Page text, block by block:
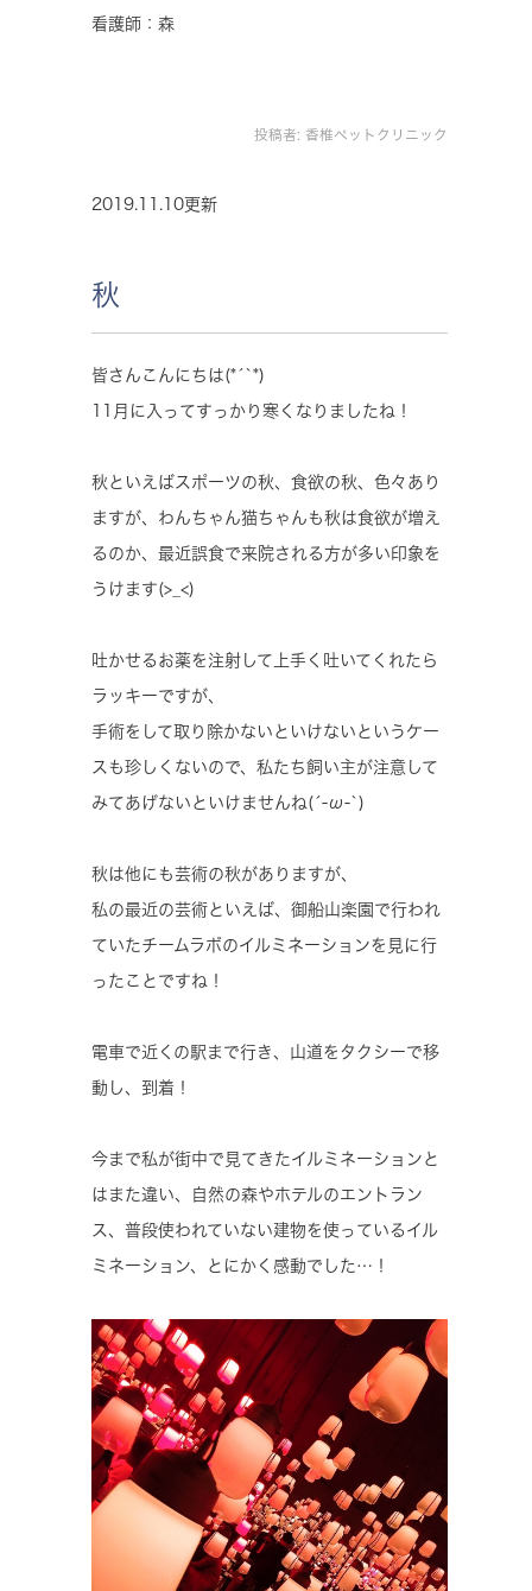
看護師：森
投稿者: 香椎ペットクリニック
2019.11.10更新
秋
皆さんこんにちは(*´`*)
11月に入ってすっかり寒くなりましたね！
秋といえばスポーツの秋、食欲の秋、色々あり
ますが、わんちゃん猫ちゃんも秋は食欲が増え
るのか、最近誤食で来院される方が多い印象を
うけます(>_<)
吐かせるお薬を注射して上手く吐いてくれたら
ラッキーですが、
手術をして取り除かないといけないというケー
スも珍しくないので、私たち飼い主が注意して
みてあげないといけませんね(´-ω-`)
秋は他にも芸術の秋がありますが、
私の最近の芸術といえば、御船山楽園で行われ
ていたチームラボのイルミネーションを見に行
ったことですね！
電車で近くの駅まで行き、山道をタクシーで移
動し、到着！
今まで私が街中で見てきたイルミネーションと
はまた違い、自然の森やホテルのエントラン
ス、普段使われていない建物を使っているイル
ミネーション、とにかく感動でした…！